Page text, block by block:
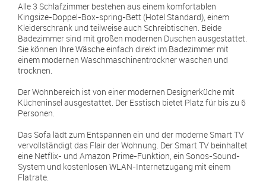
Alle 3 Schlafzimmer bestehen aus einem komfortablen
Kingsize-Doppel-Box-spring-Bett (Hotel Standard), einem
Kleiderschrank und teilweise auch Schreibtischen. Beide
Badezimmer sind mit großen modernen Duschen ausgestattet.
Sie können Ihre Wäsche einfach direkt im Badezimmer mit
einem modernen Waschmaschinentrockner waschen und
trocknen.
Der Wohnbereich ist von einer modernen Designerküche mit
Kücheninsel ausgestattet. Der Esstisch bietet Platz für bis zu 6
Personen.
Das Sofa lädt zum Entspannen ein und der moderne Smart TV
vervollständigt das Flair der Wohnung. Der Smart TV beinhaltet
eine Netflix- und Amazon Prime-Funktion, ein Sonos-Sound-
System und kostenlosen WLAN-Internetzugang mit einem
Flatrate.